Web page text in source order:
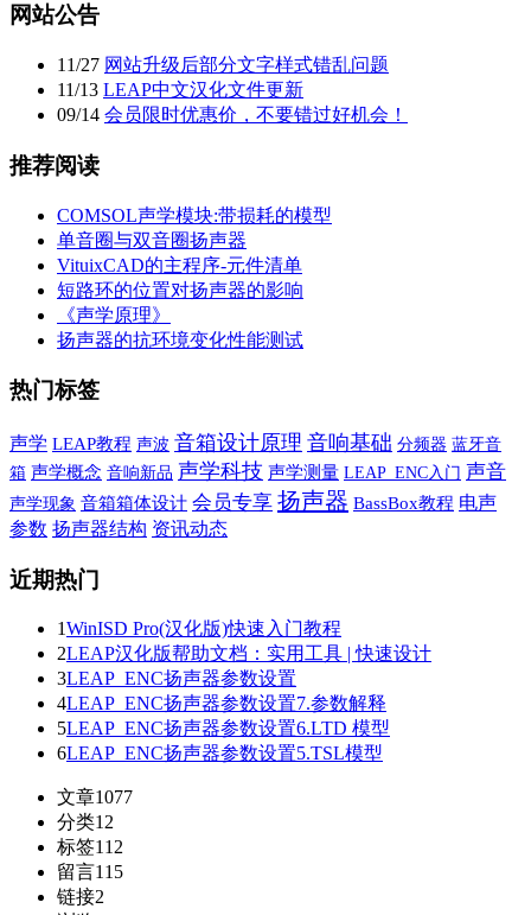
网站公告
11/27 网站升级后部分文字样式错乱问题
11/13 LEAP中文汉化文件更新
09/14 会员限时优惠价，不要错过好机会！
推荐阅读
COMSOL声学模块:带损耗的模型
单音圈与双音圈扬声器
VituixCAD的主程序-元件清单
短路环的位置对扬声器的影响
《声学原理》
扬声器的抗环境变化性能测试
热门标签
声学 LEAP教程 声波 音箱设计原理 音响基础 分频器 蓝牙音
箱 声学概念 音响新品 声学科技 声学测量 LEAP_ENC入门 声音
声学现象 音箱箱体设计 会员专享 扬声器 BassBox教程 电声
参数 扬声器结构 资讯动态
近期热门
1WinISD Pro(汉化版)快速入门教程
2LEAP汉化版帮助文档：实用工具 | 快速设计
3LEAP_ENC扬声器参数设置
4LEAP_ENC扬声器参数设置7.参数解释
5LEAP_ENC扬声器参数设置6.LTD 模型
6LEAP_ENC扬声器参数设置5.TSL模型
文章1077
分类12
标签112
留言115
链接2